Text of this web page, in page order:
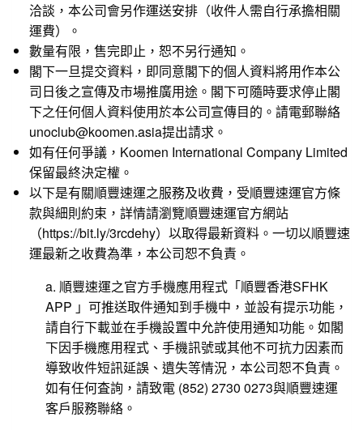
洽談，本公司會另作運送安排（收件人需自行承擔相關
運費）。
數量有限，售完即止，恕不另行通知。
閣下一旦提交資料，即同意閣下的個人資料將用作本公
司日後之宣傳及市場推廣用途。閣下可隨時要求停止閣
下之任何個人資料使用於本公司宣傳目的。請電郵聯絡
unoclub@koomen.asia提出請求。
如有任何爭議，Koomen International Company Limited
保留最終決定權。
以下是有關順豐速運之服務及收費，受順豐速運官方條
款與細則約束，詳情請瀏覽順豐速運官方網站
（https://bit.ly/3rcdehy）以取得最新資料。一切以順豐速
運最新之收費為準，本公司恕不負責。
a. 順豐速運之官方手機應用程式「順豐香港SFHK
APP 」可推送取件通知到手機中，並設有提示功能，
請自行下載並在手機設置中允許使用通知功能。如閣
下因手機應用程式、手機訊號或其他不可抗力因素而
導致收件短訊延誤、遺失等情況，本公司恕不負責。
如有任何査詢，請致電 (852) 2730 0273與順豐速運
客戶服務聯絡。